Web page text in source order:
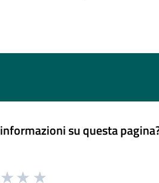
su questa